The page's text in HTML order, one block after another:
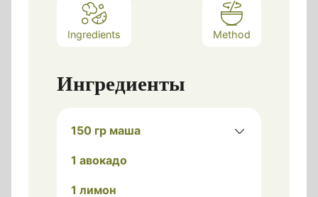
Ingredients Method
Ингредиенты
150 гр маша
1 авокадо
1 лимон